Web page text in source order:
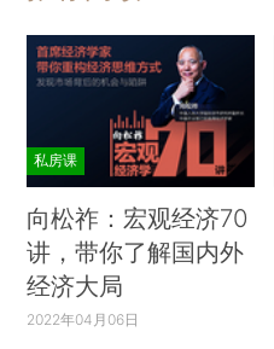
私房课
向松祚：宏观经济70
讲，带你了解国内外
经济大局
2022年04月06日